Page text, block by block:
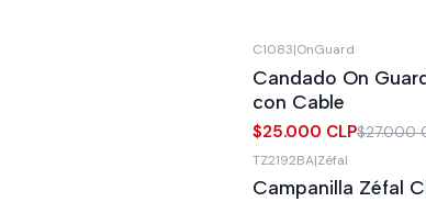
OFF
C1083|OnGuard
Candado On
con Cable
$25.000 CLP$27.000
Agotado
TZ2192BA|Zéfal
Campanilla Zéfal